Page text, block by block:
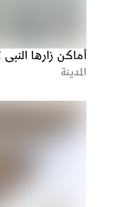
أماكن زارها
المدينة